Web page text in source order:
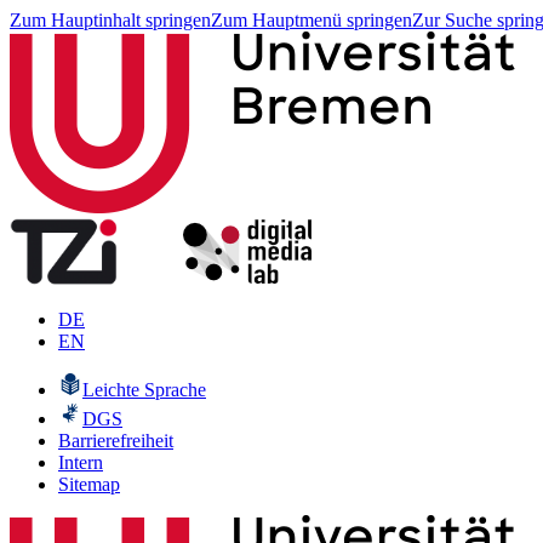
Zum Hauptinhalt springenZum Hauptmenü springenZur Suche
DE
EN
Leichte Sprache
DGS
Barrierefreiheit
Intern
Sitemap